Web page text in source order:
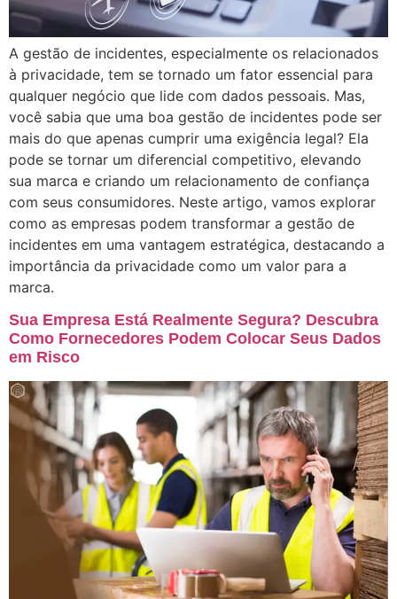
A gestão de incidentes, especialmente os relacionados
à privacidade, tem se tornado um fator essencial para
qualquer negócio que lide com dados pessoais. Mas,
você sabia que uma boa gestão de incidentes pode ser
mais do que apenas cumprir uma exigência legal? Ela
pode se tornar um diferencial competitivo, elevando
sua marca e criando um relacionamento de confiança
com seus consumidores. Neste artigo, vamos explorar
como as empresas podem transformar a gestão de
incidentes em uma vantagem estratégica, destacando a
importância da privacidade como um valor para a
marca.
Sua Empresa Está Realmente Segura? Descubra
Como Fornecedores Podem Colocar Seus Dados
em Risco